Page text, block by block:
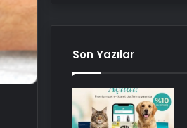
Son Yazılar